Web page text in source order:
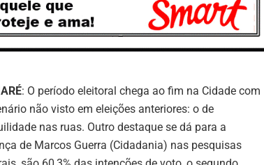
: O período eleitoral chega ao fim na Cidade com
não visto em eleições anteriores: o de
nas ruas. Outro destaque se dá para a
de Marcos Guerra (Cidadania) nas pesquisas